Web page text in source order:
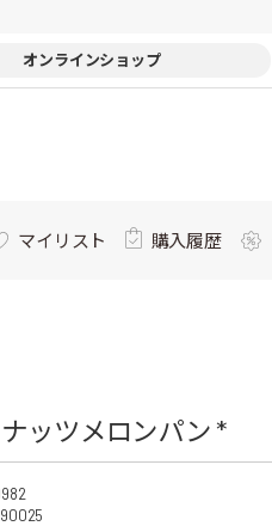
オンラインショップ
マイリスト 購入履歴
ッツメロンパン *